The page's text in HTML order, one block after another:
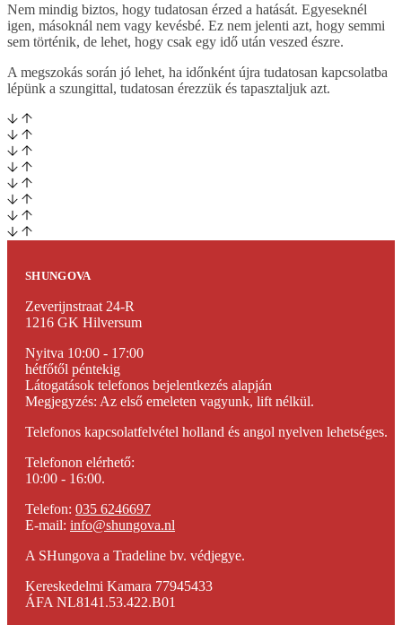
Nem mindig biztos, hogy tudatosan érzed a hatását. Egyeseknél
igen, másoknál nem vagy kevésbé. Ez nem jelenti azt, hogy semmi
sem történik, de lehet, hogy csak egy idő után veszed észre.
A megszokás során jó lehet, ha időnként újra tudatosan kapcsolatba
lépünk a szungittal, tudatosan érezzük és tapasztaljuk azt.
SHUNGOVA
Zeverijnstraat 24-R
1216 GK Hilversum
Nyitva 10:00 - 17:00
hétfőtől péntekig
Látogatások telefonos bejelentkezés alapján
Megjegyzés: Az első emeleten vagyunk, lift nélkül.
Telefonos kapcsolatfelvétel holland és angol nyelven lehetséges.
Telefonon elérhető:
10:00 - 16:00.
Telefon: 035 6246697
E-mail: info@shungova.nl
A SHungova a Tradeline bv. védjegye.
Kereskedelmi Kamara 77945433
ÁFA NL8141.53.422.B01